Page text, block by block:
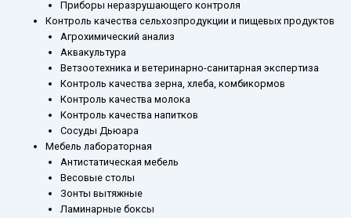
Приборы неразрушающего контроля
Контроль качества сельхозпродукции и пищевых продуктов
Агрохимический анализ
Аквакультура
Ветзоотехника и ветеринарно-санитарная экспертиза
Контроль качества зерна, хлеба, комбикормов
Контроль качества молока
Контроль качества напитков
Сосуды Дьюара
Мебель лабораторная
Антистатическая мебель
Весовые столы
Зонты вытяжные
Ламинарные боксы